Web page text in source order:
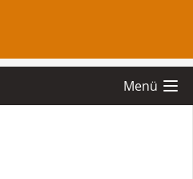
Menü